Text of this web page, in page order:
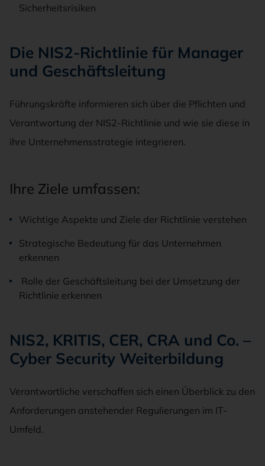
Sicherheitsrisiken
Die NIS2-Richtlinie für Manager
und Geschäftsleitung
Führungskräfte informieren sich über die Pflichten und
Verantwortung der NIS2-Richtlinie und wie sie diese in
ihre Unternehmensstrategie integrieren.
Ihre Ziele umfassen:
Wichtige Aspekte und Ziele der Richtlinie verstehen
Strategische Bedeutung für das Unternehmen
erkennen
Rolle der Geschäftsleitung bei der Umsetzung der
Richtlinie erkennen
NIS2, KRITIS, CER, CRA und Co. –
Cyber Security Weiterbildung
Verantwortliche verschaffen sich einen Überblick zu den
Anforderungen anstehender Regulierungen im IT-
Umfeld.